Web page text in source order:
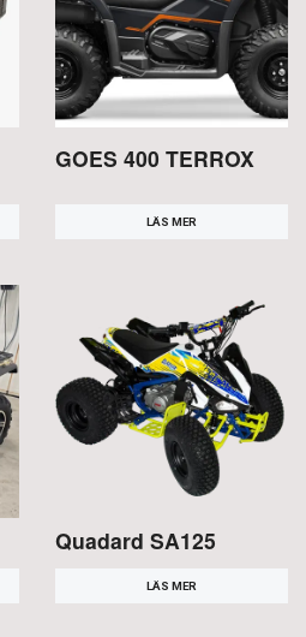
GOES 400 TERROX
LÄS MER
Quadard SA125
LÄS MER